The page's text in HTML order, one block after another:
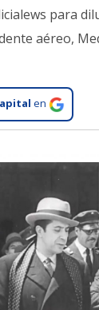
para
aéreo,
en